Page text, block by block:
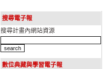
搜尋電子報
搜尋計畫內網站資源
數位典藏與學習電子報